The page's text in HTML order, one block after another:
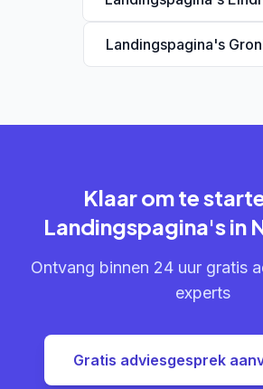
Landingspagina's
Klaar om te
Landingspagina's in
Ontvang binnen 24 uur gratis
experts
Gratis adviesgesprek